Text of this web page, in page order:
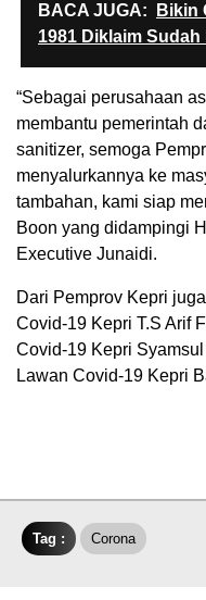
BACA JUGA:
Bikin
1981 Diklaim
“Sebagai perusahaan
membantu pemerintah
sanitizer, semoga
menyalurkannya ke
tambahan, kami siap
Boon yang didampingi
Executive Junaidi.
Dari Pemprov Kepri
Covid-19 Kepri T.S Arif
Covid-19 Kepri
Lawan Covid-19 Kepri
Tag : Corona